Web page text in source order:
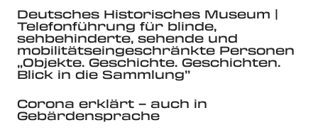
Deutsches Historisches Museum |
Telefonführung für blinde,
sehbehinderte, sehende und
mobilitätseingeschränkte Personen
„Objekte. Geschichte. Geschichten.
Blick in die Sammlung”
Corona erklärt – auch in
Gebärdensprache